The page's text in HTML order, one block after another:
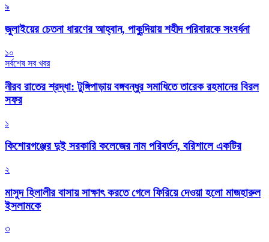
৯
জুলাইয়ের চেতনা ধারণের আহ্বান, পাকুন্দিয়ায় শহীদ পরিবারকে সংবর্ধনা
১০
সর্বশেষ সব খবর
নীরব রাতের শ্রদ্ধা: টুঙ্গিপাড়ায় বঙ্গবন্ধুর সমাধিতে তারেক রহমানের বিরল
সফর
১
কিশোরগঞ্জের দুই সরকারি কলেজের নাম পরিবর্তন, বরিশালে একটির
২
মাসুদ হিলালীর বাসায় সাক্ষাৎ করতে গেলে ফিরিয়ে দেওয়া হলো মাজহারুল
ইসলামকে
৩